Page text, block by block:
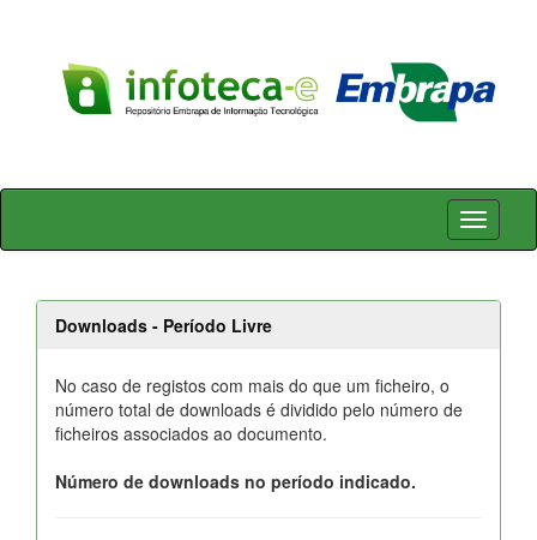
Skip
Downloads - Período Livre
No caso de registos com mais do que um ficheiro, o
número total de downloads é dividido pelo número de
ficheiros associados ao documento.
Número de downloads no período indicado.